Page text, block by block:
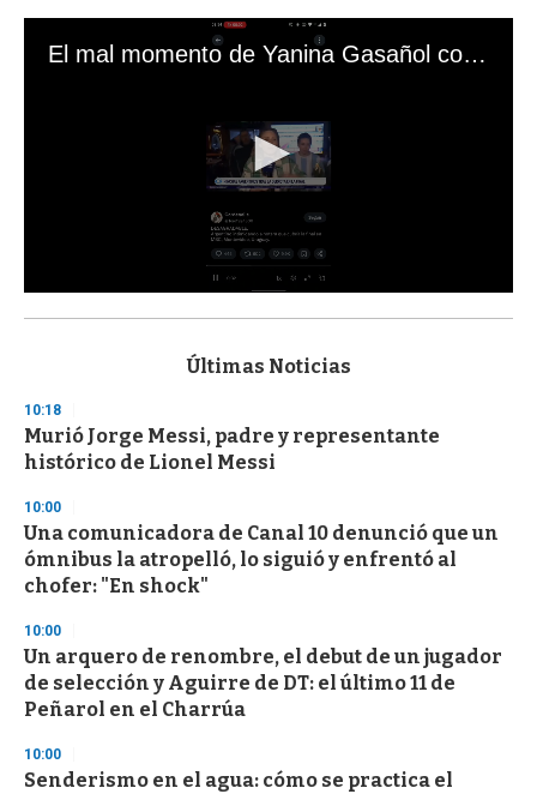
El mal momento de Yanina Gasañol con un hincha argentino en "Subrayado"
s
d
s
o
f
3
s
e
c
o
d
s
Últimas Noticias
10:18
Murió Jorge Messi, padre y representante
histórico de Lionel Messi
10:00
Una comunicadora de Canal 10 denunció que un
ómnibus la atropelló, lo siguió y enfrentó al
chofer: "En shock"
10:00
Un arquero de renombre, el debut de un jugador
de selección y Aguirre de DT: el último 11 de
Peñarol en el Charrúa
10:00
Senderismo en el agua: cómo se practica el